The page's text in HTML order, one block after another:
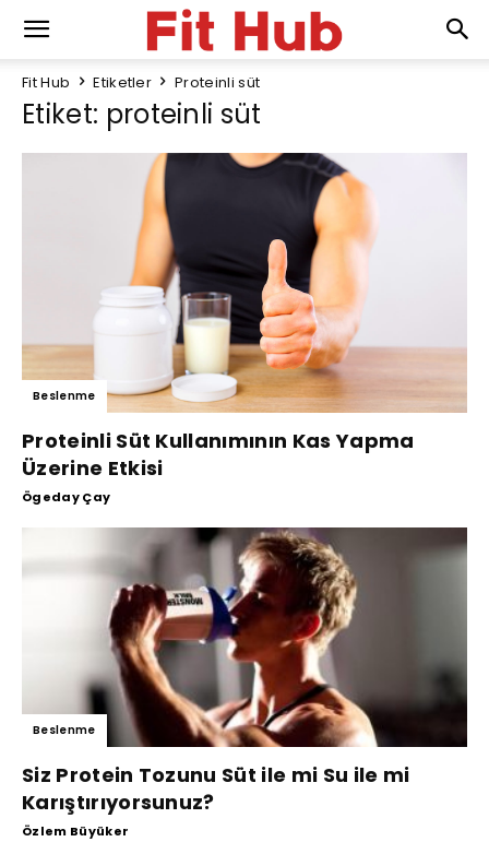
Fit Hub Etiketler Proteinli süt
Etiket: proteinli süt
Beslenme
Proteinli Süt Kullanımının Kas Yapma
Üzerine Etkisi
Ögeday Çay
Beslenme
Siz Protein Tozunu Süt ile mi Su ile mi
Karıştırıyorsunuz?
Özlem Büyüker